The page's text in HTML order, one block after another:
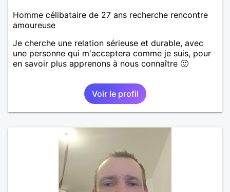
Homme célibataire de 27 ans recherche rencontre
amoureuse
Je cherche une relation sérieuse et durable, avec
une personne qui m'acceptera comme je suis, pour
en savoir plus apprenons à nous connaître 🙂
Voir le profil